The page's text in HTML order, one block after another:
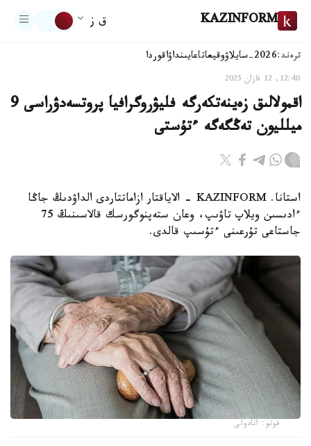
KAZINFORM ق ز
ترەند:2026-سايلاۋ وقيعاتاعايىنداۋاقوردا
12:40, 12 قازان 2025
اقمولالىق زەينەتكەرگە فليۋروگرافيا پروتسەدۋراسى 9
ميلليون تەڭگەگە ءتۇستى
استانا. KAZINFORM - الاياقتار ازاماتتاردى الداۋدىڭ جاڭا
ءادىسىن ويلاپ تاۋىپ، وعان ستەپنوگورسك قالاسىنىڭ 75
جاستاعى تۇرعىنى ءتۇسىپ قالدى.
فوتو: انادولى